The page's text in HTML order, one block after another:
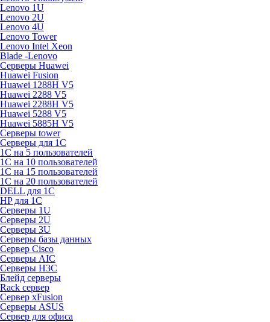
Lenovo 1U
Lenovo 2U
Lenovo 4U
Lenovo Tower
Lenovo Intel Xeon
Blade -Lenovo
Серверы Huawei
Huawei Fusion
Huawei 1288H V5
Huawei 2288 V5
Huawei 2288H V5
Huawei 5288 V5
Huawei 5885H V5
Серверы tower
Серверы для 1C
1С на 5 пользователей
1С на 10 пользователей
1С на 15 пользователей
1С на 20 пользователей
DELL для 1С
HP для 1С
Серверы 1U
Серверы 2U
Серверы 3U
Серверы базы данных
Сервер Cisco
Серверы AIC
Серверы H3C
Блейд серверы
Rack сервер
Сервер xFusion
Серверы ASUS
Сервер для офиса